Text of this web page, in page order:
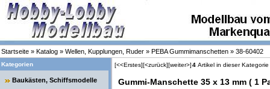
Startseite » Katalog » Wellen, Kupplungen, Ruder » PEBA Gummimanschetten » 38-60402
Kategorien
Baukästen, Schiffsmodelle
[<<Erstes][<zurück][weiter>]4 Artikel in dieser Kategorie
Gummi-Manschette 35 x 13 mm ( 1